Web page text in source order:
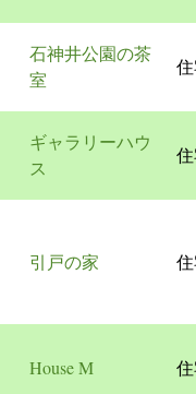
石神井公園の茶
室
ギャラリーハウ
ス
引戸の家
House M